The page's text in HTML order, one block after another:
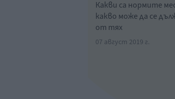
Какви са нормите
какво може да се
от тях
07 август 2019 г.